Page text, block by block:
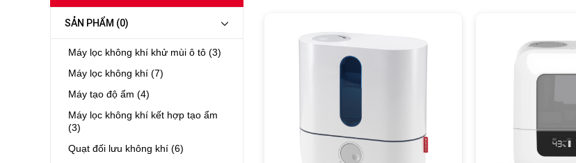
SẢN PHẨM (0)
Máy lọc không khí khử mùi ô tô (3)
Máy lọc không khí (7)
Máy tạo độ ẩm (4)
Máy lọc không khí kết hợp tạo ẩm
(3)
Quạt đối lưu không khí (6)